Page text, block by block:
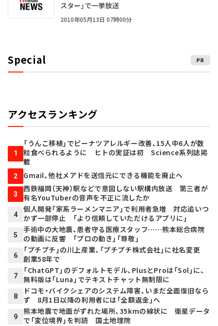
スター」で一挙放送
2010年05月13日 07時00分
Special PR
アクセスランキング
1
「うんこ移植」でピーナツアレルギー改善、15人中6人が数
粒食べられるように ヒトの実証は初 Science系列誌掲
載
2 Gmail、他社メアドを送信元にできる機能を廃止へ
3
西鉄福岡（天神）駅などで意図しない駅構内放送 第三者が
有名YouTuberの音声を不正に流したか
4
個人開発「家系ラーメンマニア」で利用者急増 対応追いつ
かず一部停止 「より信頼していただけるアプリに」
5
手術中の大地震、患者守る医療スタッフ……熊本総合病院
の動画に反響 「プロの動き」「尊敬」
6
「プチプチ」の川上産業、「プチプチ株式会社」に社名変更
創業58年で
7
「ChatGPT」のデフォルトモデル、PlusとProは「Sol」に、
無料版は「Luna」でテキストチャット無制限に
8
ドコモ・バイクシェアのシステム障害、いまだ全面復旧なら
ず 8月1日以降の利用者には「全額返金」へ
9
熊本地震で地面がずれた場所、35kmの線状に 衛星データ
で「変位境界」を判読 国土地理院